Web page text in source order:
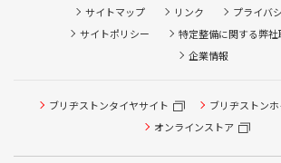
サイトマップ リンク
プライバ
サイトポリシー
特定整備に関する弊
企業情報
ブリヂストンタイヤサイト
ブリヂストン
オンラインストア